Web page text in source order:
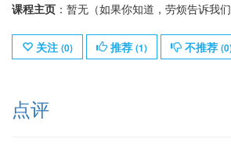
课程主页 ：暂无（如果你知道，劳烦告诉我们
关注 (0) 推荐 (1) 不推荐 (0
点评